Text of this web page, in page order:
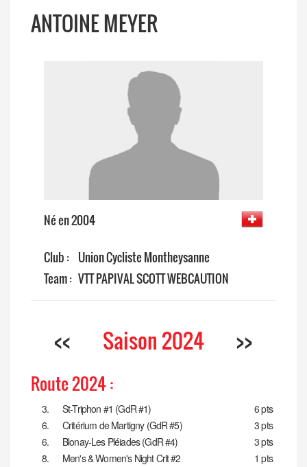
ANTOINE MEYER
Né en 2004
Club : Union Cycliste Montheysanne
Team : VTT PAPIVAL SCOTT WEBCAUTION
<< Saison 2024 >>
Route 2024 :
3. St-Triphon #1 (GdR #1)
6 pts
6.
Critérium de Martigny (GdR #5)
3 pts
6.
Blonay-Les Pléiades (GdR #4)
3 pts
8.
Men's & Women's Night Crit #2
1 pts